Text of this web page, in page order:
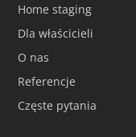
Home staging
Dla właścicieli
O nas
Referencje
Częste pytania